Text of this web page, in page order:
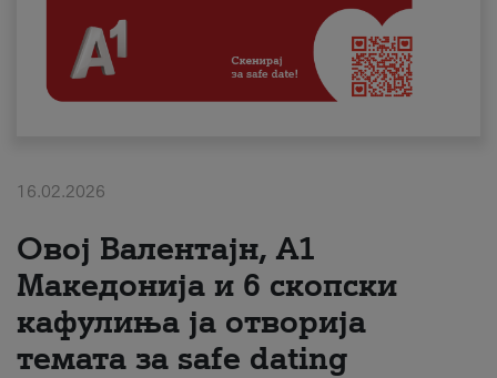
Поддршка
Надополни кредит
Плати сметка
#ПодобарОнлајн
16.02.2026
Овој Валентајн, A1
Македонија и 6 скопски
кафулиња ја отворија
темата за safe dating